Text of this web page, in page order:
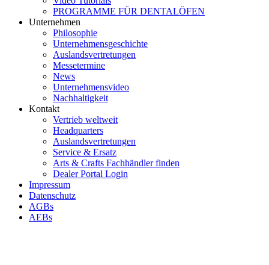
PROGRAMME FÜR DENTALÖFEN
Unternehmen
Philosophie
Unternehmensgeschichte
Auslandsvertretungen
Messetermine
News
Unternehmensvideo
Nachhaltigkeit
Kontakt
Vertrieb weltweit
Headquarters
Auslandsvertretungen
Service & Ersatz
Arts & Crafts Fachhändler finden
Dealer Portal Login
Impressum
Datenschutz
AGBs
AEBs